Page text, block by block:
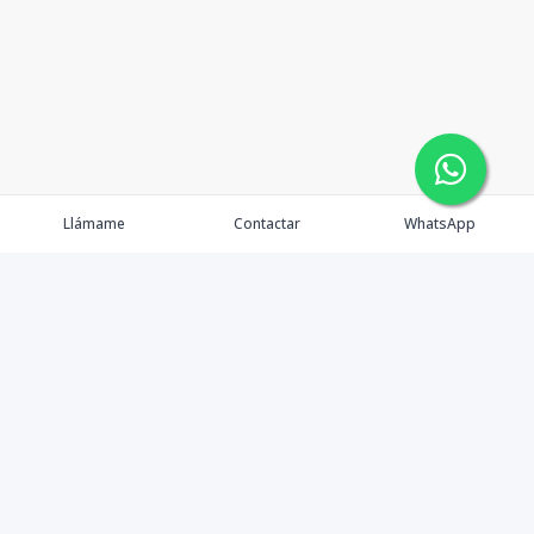
Llámame Contactar WhatsApp